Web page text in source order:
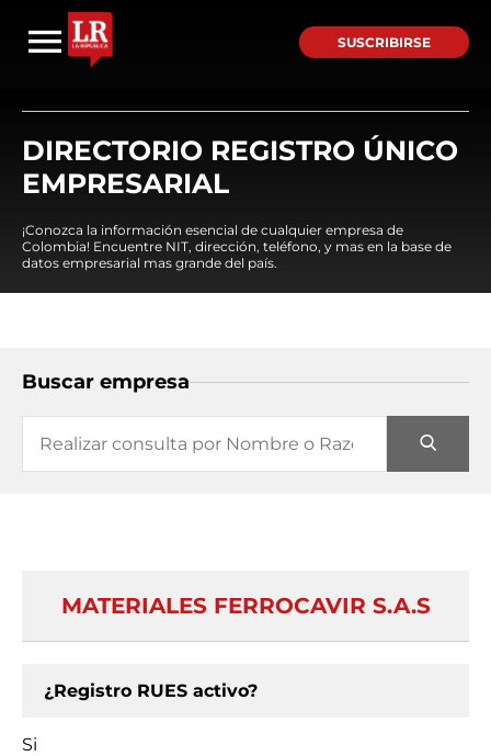
SUSCRIBIRSE
DIRECTORIO REGISTRO ÚNICO
EMPRESARIAL
¡Conozca la información esencial de cualquier empresa de
Colombia! Encuentre NIT, dirección, teléfono, y mas en la base de
datos empresarial mas grande del país.
Buscar empresa
MATERIALES FERROCAVIR S.A.S
¿Registro RUES activo?
Si